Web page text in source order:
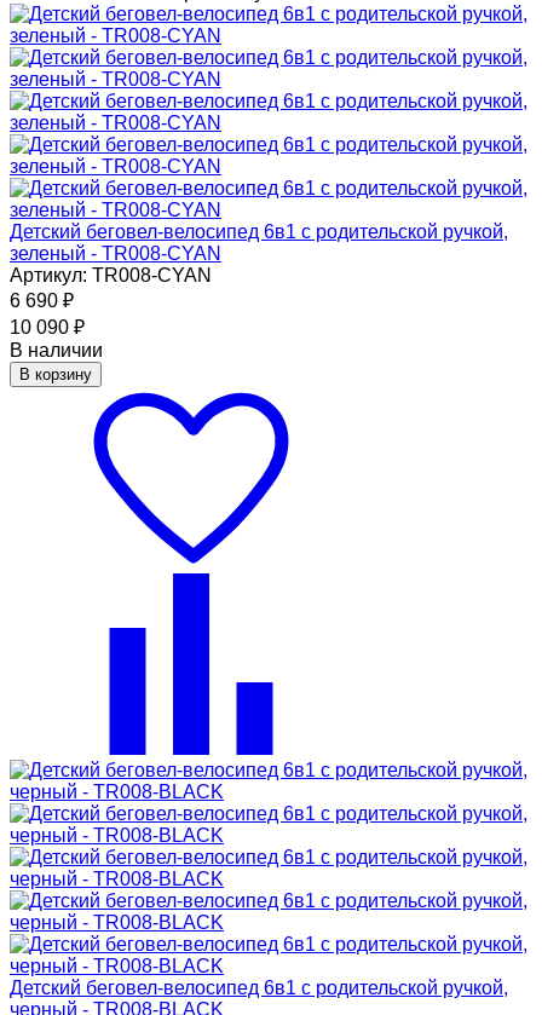
Детский беговел-велосипед 6в1 с родительской ручкой,
зеленый - TR008-CYAN
Артикул: TR008-CYAN
6 690 ₽
10 090 ₽
В наличии
В корзину
Детский беговел-велосипед 6в1 с родительской ручкой,
черный - TR008-BLACK